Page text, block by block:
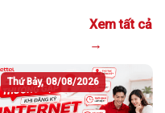
Xem tất cả
→
Thứ Bảy, 08/08/2026